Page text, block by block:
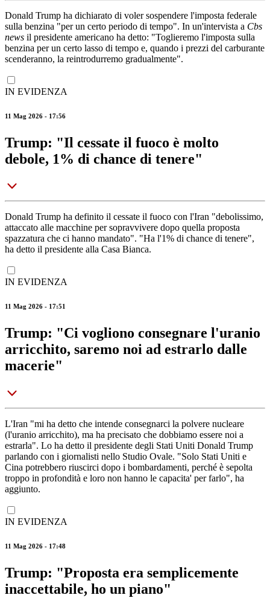
Donald Trump ha dichiarato di voler sospendere l'imposta federale
sulla benzina "per un certo periodo di tempo". In un'intervista a Cbs
news il presidente americano ha detto: "Toglieremo l'imposta sulla
benzina per un certo lasso di tempo e, quando i prezzi del carburante
scenderanno, la reintrodurremo gradualmente".
IN EVIDENZA
11 Mag 2026 - 17:56
Trump: "Il cessate il fuoco è molto
debole, 1% di chance di tenere"
Donald Trump ha definito il cessate il fuoco con l'Iran "debolissimo,
attaccato alle macchine per sopravvivere dopo quella proposta
spazzatura che ci hanno mandato". "Ha l'1% di chance di tenere",
ha detto il presidente alla Casa Bianca.
IN EVIDENZA
11 Mag 2026 - 17:51
Trump: "Ci vogliono consegnare l'uranio
arricchito, saremo noi ad estrarlo dalle
macerie"
L'Iran "mi ha detto che intende consegnarci la polvere nucleare
(l'uranio arricchito), ma ha precisato che dobbiamo essere noi a
estrarla". Lo ha detto il presidente degli Stati Uniti Donald Trump
parlando con i giornalisti nello Studio Ovale. "Solo Stati Uniti e
Cina potrebbero riuscirci dopo i bombardamenti, perché è sepolta
troppo in profondità e loro non hanno le capacita' per farlo", ha
aggiunto.
IN EVIDENZA
11 Mag 2026 - 17:48
Trump: "Proposta era semplicemente
inaccettabile, ho un piano"